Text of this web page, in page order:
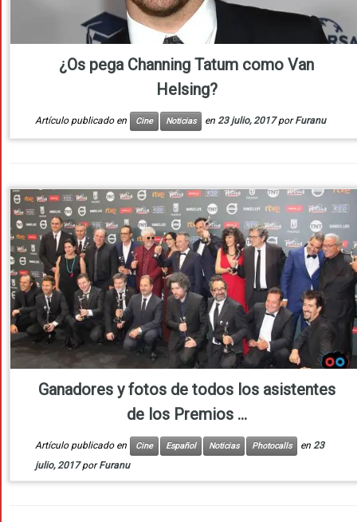
¿Os pega Channing Tatum como Van
Helsing?
Artículo publicado en Cine Noticias en 23 julio, 2017 porFuranu
Ganadores y fotos de todos los asistentes
de los Premios ...
Artículo publicado en Cine Español Noticias Photocalls en 23
julio, 2017 porFuranu